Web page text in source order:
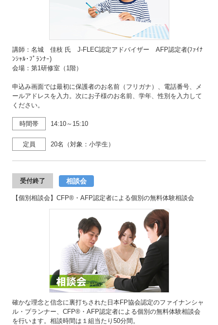
講師：名城 佳枝 氏 J-FLEC認定アドバイザー AFP認定者(ﾌｧｲﾅ
ﾝｼｬﾙ･ﾌﾟﾗﾝﾅｰ)
会場：第1研修室（1階）
申込み画面では最初に保護者のお名前（フリガナ）、電話番号、メ
ールアドレスを入力。次にお子様のお名前、学年、性別を入力して
ください。
時間帯 14:10～15:10
定員 20名（対象：小学生）
受付終了 相談会
【個別相談会】CFP®・AFP認定者による個別の無料体験相談会
確かな理念と信念に裏打ちされた日本FP協会認定のファイナンシャ
ル・プランナー、CFP®・AFP認定者による個別の無料体験相談会
を行います。相談時間は１組当たり50分間。